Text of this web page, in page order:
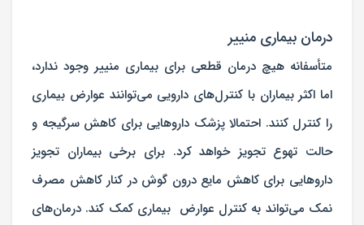
درمان بیماری منییر
متأسفانه هیچ درمان قطعی برای بیماری منییر وجود ندارد،
اما اکثر بیماران با کنترل‌های دارویی می‌توانند عوارض بیماری
را کنترل کنند. احتمالا پزشک داروهایی برای کاهش سرگیجه و
حالت تهوع تجویز خواهد کرد. برای برخی بیماران تجویز
داروهایی برای کاهش مایع درون گوش در کنار کاهش مصرف
نمک می‌تواند به کنترل عوارض بیماری کمک کند. درمان‌های